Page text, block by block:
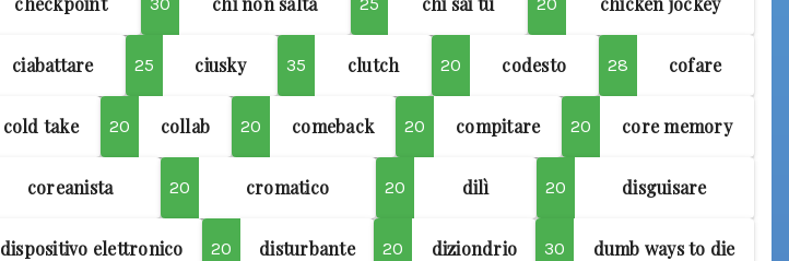
ciabattare 25 ciusky 35 clutch 20 codesto 28 cofare
cold take 20 collab 20 comeback 20 compitare 20 core memory
coreanista 20 cromatico 20 dilì 20 disguisare
dispositivo elettronico 20 disturbante 20 diziondrio 30 dumb ways to die